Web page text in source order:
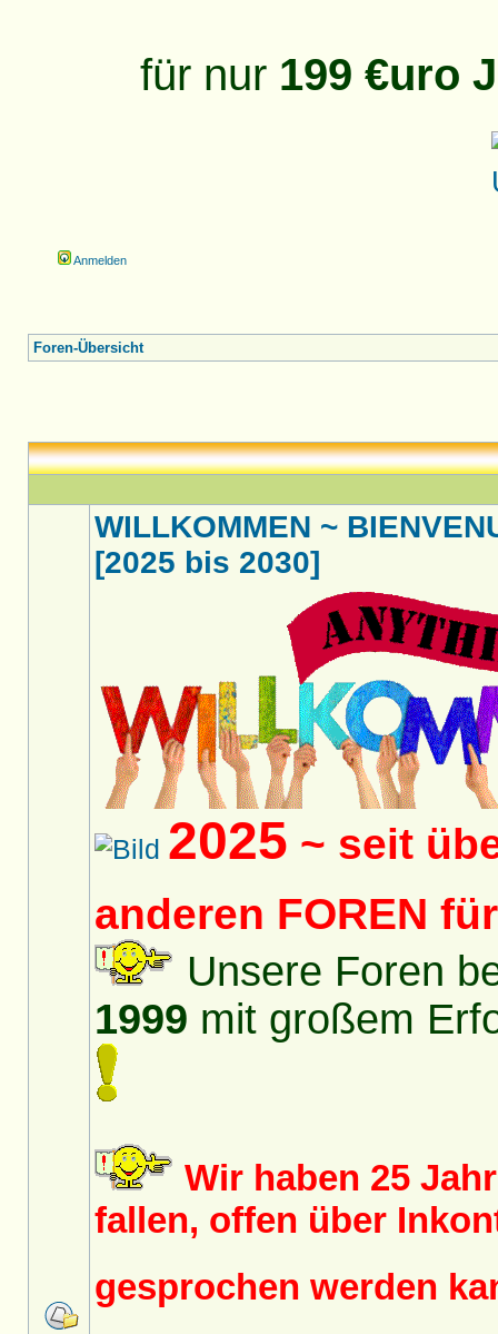
für nur 199 €uro
Anmelden
Foren-Übersicht
WILLKOMMEN ~
[2025 bis 2030]
2025 ~ seit
anderen FOREN
Unsere Foren
1999 mit großem
Wir haben 25
fallen, offen über
gesprochen werden